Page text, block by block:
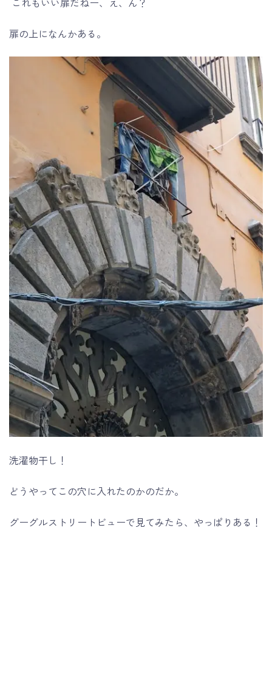
扉の上になんかある。
洗濯物干し！
どうやってこの穴に入れたのかのだか。
グーグルストリートビューで見てみたら、やっぱりある！